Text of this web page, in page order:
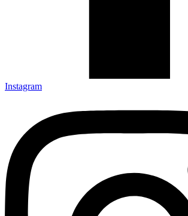
Instagram